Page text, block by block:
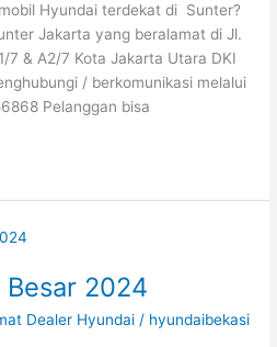
Hyundai terdekat di Sunter?
Jakarta yang beralamat di Jl.
7 & A2/7 Kota Jakarta Utara DKI
/ berkomunikasi melalui
Pelanggan bisa
2024
Dealer Hyundai / hyundaibekasi